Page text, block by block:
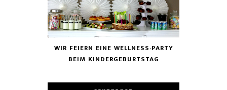
WIR FEIERN EINE WELLNESS-PARTY
BEIM KINDERGEBURTSTAG